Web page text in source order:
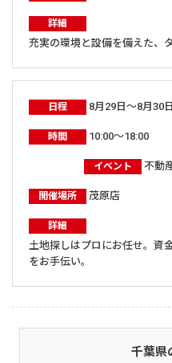
詳細
充実の環境と設備を備えた、
日程 8月29日～8月30日
時間 10:00～18:00
イベント 不動
開催場所 茂原店
詳細
土地探しはプロにお任せ。資
をお手伝い。
千葉県